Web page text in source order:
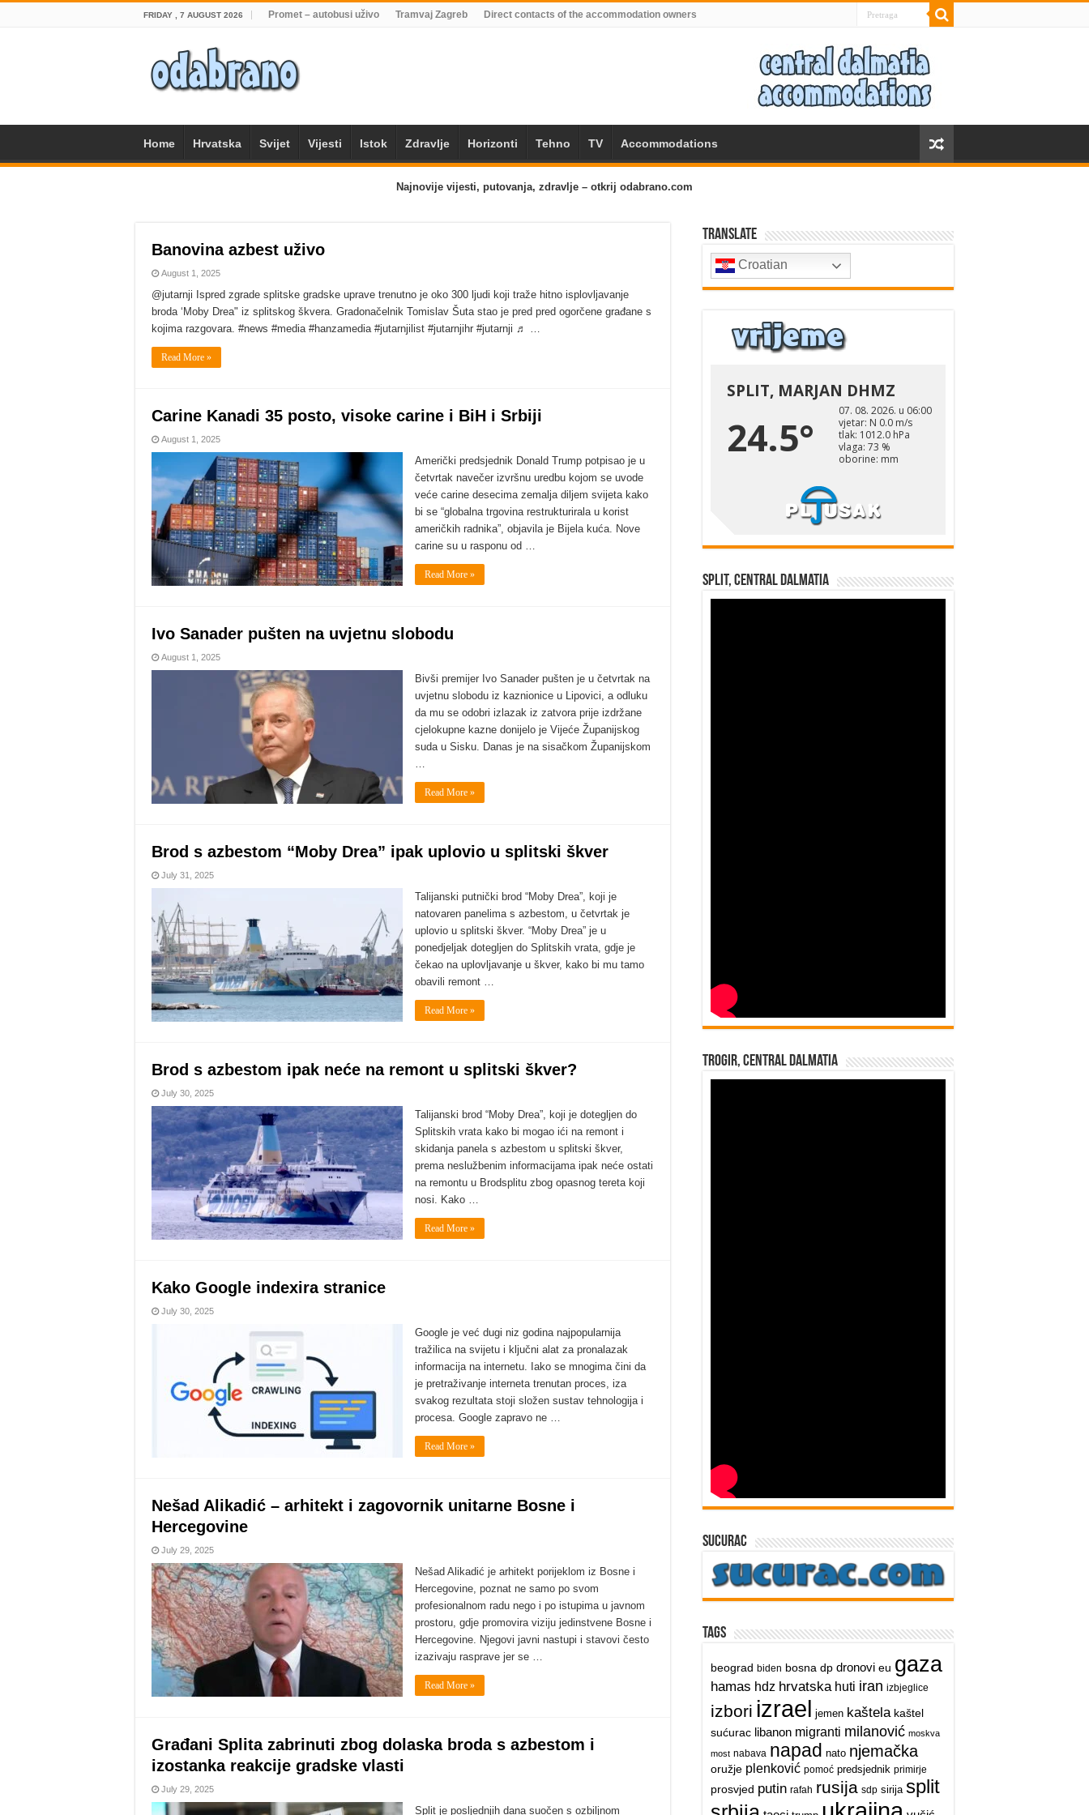
FRIDAY , 7 AUGUST 2026 Promet – autobusi uživo Tramvaj Zagreb Direct contacts of the accommodation owners
Home Hrvatska Svijet Vijesti Istok Zdravlje Horizonti Tehno TV Accommodations
Najnovije vijesti, putovanja, zdravlje – otkrij odabrano.com
Banovina azbest uživo
August 1, 2025
@jutarnji Ispred zgrade splitske gradske uprave trenutno je oko 300 ljudi koji traže hitno isplovljavanje
broda ‘Moby Drea" iz splitskog škvera. Gradonačelnik Tomislav Šuta stao je pred pred ogorčene građane s
kojima razgovara. #news #media #hanzamedia #jutarnjilist #jutarnjihr #jutarnji ♬ …
Read More »
Carine Kanadi 35 posto, visoke carine i BiH i Srbiji
August 1, 2025
Američki predsjednik Donald Trump potpisao je u
četvrtak navečer izvršnu uredbu kojom se uvode
veće carine desecima zemalja diljem svijeta kako
bi se “globalna trgovina restrukturirala u korist
američkih radnika”, objavila je Bijela kuća. Nove
carine su u rasponu od …
Read More »
Ivo Sanader pušten na uvjetnu slobodu
August 1, 2025
Bivši premijer Ivo Sanader pušten je u četvrtak na
uvjetnu slobodu iz kaznionice u Lipovici, a odluku
da mu se odobri izlazak iz zatvora prije izdržane
cjelokupne kazne donijelo je Vijeće Županijskog
suda u Sisku. Danas je na sisačkom Županijskom
…
Read More »
Brod s azbestom “Moby Drea” ipak uplovio u splitski škver
July 31, 2025
Talijanski putnički brod “Moby Drea”, koji je
natovaren panelima s azbestom, u četvrtak je
uplovio u splitski škver. “Moby Drea” je u
ponedjeljak dotegljen do Splitskih vrata, gdje je
čekao na uplovljavanje u škver, kako bi mu tamo
obavili remont …
Read More »
Brod s azbestom ipak neće na remont u splitski škver?
July 30, 2025
Talijanski brod “Moby Drea”, koji je dotegljen do
Splitskih vrata kako bi mogao ići na remont i
skidanja panela s azbestom u splitski škver,
prema neslužbenim informacijama ipak neće ostati
na remontu u Brodsplitu zbog opasnog tereta koji
nosi. Kako …
Read More »
Kako Google indexira stranice
July 30, 2025
Google je već dugi niz godina najpopularnija
tražilica na svijetu i ključni alat za pronalazak
informacija na internetu. Iako se mnogima čini da
je pretraživanje interneta trenutan proces, iza
svakog rezultata stoji složen sustav tehnologija i
procesa. Google zapravo ne …
Read More »
Nešad Alikadić – arhitekt i zagovornik unitarne Bosne i
Hercegovine
July 29, 2025
Nešad Alikadić je arhitekt porijeklom iz Bosne i
Hercegovine, poznat ne samo po svom
profesionalnom radu nego i po istupima u javnom
prostoru, gdje promovira viziju jedinstvene Bosne i
Hercegovine. Njegovi javni nastupi i stavovi često
izazivaju rasprave jer se …
Read More »
Građani Splita zabrinuti zbog dolaska broda s azbestom i
izostanka reakcije gradske vlasti
July 29, 2025
Split je posljednjih dana suočen s ozbiljnom
Translate
Croatian
Split, Central Dalmatia
Trogir, Central Dalmatia
sucurac
Tags
beograd biden bosna dp dronovi eu gaza
hamas hdz hrvatska huti iran izbjeglice
izbori izrael jemen kaštela kaštel
sućurac libanon migranti milanović moskva
most nabava napad nato njemačka
oružje plenković pomoć predsjednik primirje
prosvjed putin rafah rusija sdp sirija split